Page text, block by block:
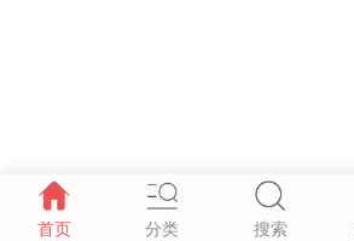
首页 分类 搜索